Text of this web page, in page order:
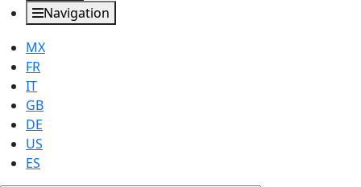
Navigation
MX
FR
IT
GB
DE
US
ES